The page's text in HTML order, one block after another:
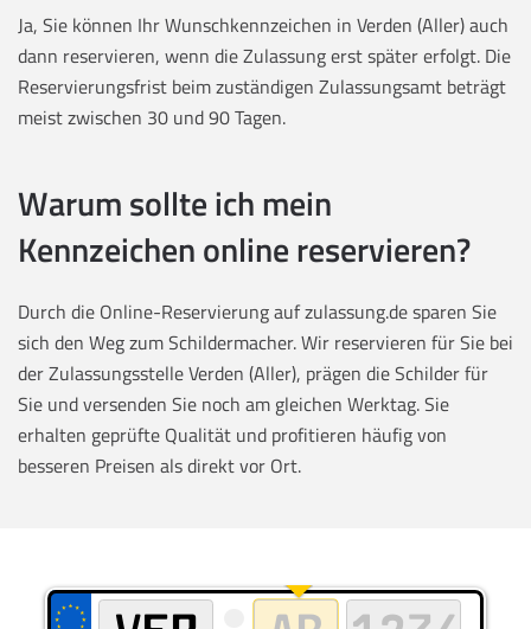
Ja, Sie können Ihr Wunschkennzeichen in Verden (Aller) auch
dann reservieren, wenn die Zulassung erst später erfolgt. Die
Reservierungsfrist beim zuständigen Zulassungsamt beträgt
meist zwischen 30 und 90 Tagen.
Warum sollte ich mein
Kennzeichen online reservieren?
Durch die Online-Reservierung auf zulassung.de sparen Sie
sich den Weg zum Schildermacher. Wir reservieren für Sie bei
der Zulassungsstelle Verden (Aller), prägen die Schilder für
Sie und versenden Sie noch am gleichen Werktag. Sie
erhalten geprüfte Qualität und profitieren häufig von
besseren Preisen als direkt vor Ort.